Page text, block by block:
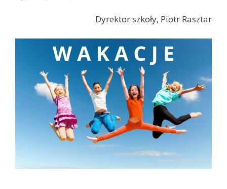
Dyrektor szkoły, Piotr Rasztar